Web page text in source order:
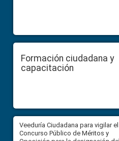
Formación ciudadana y
capacitación
Veeduría Ciudadana para vigilar el
Concurso Público de Méritos y